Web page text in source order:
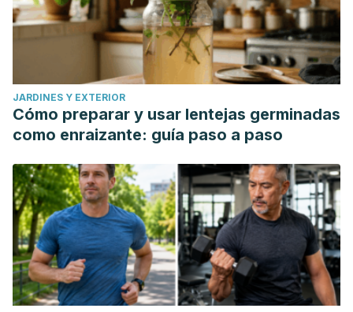
JARDINES Y EXTERIOR
Cómo preparar y usar lentejas germinadas
como enraizante: guía paso a paso